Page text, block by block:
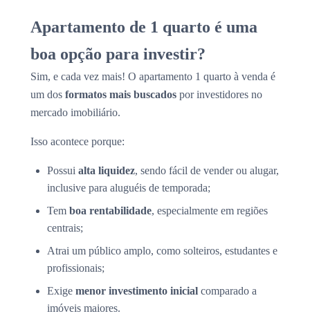
Apartamento de 1 quarto é uma
boa opção para investir?
Sim, e cada vez mais! O apartamento 1 quarto à venda é
um dos formatos mais buscados por investidores no
mercado imobiliário.
Isso acontece porque:
Possui alta liquidez, sendo fácil de vender ou alugar,
inclusive para aluguéis de temporada;
Tem boa rentabilidade, especialmente em regiões
centrais;
Atrai um público amplo, como solteiros, estudantes e
profissionais;
Exige menor investimento inicial comparado a
imóveis maiores.